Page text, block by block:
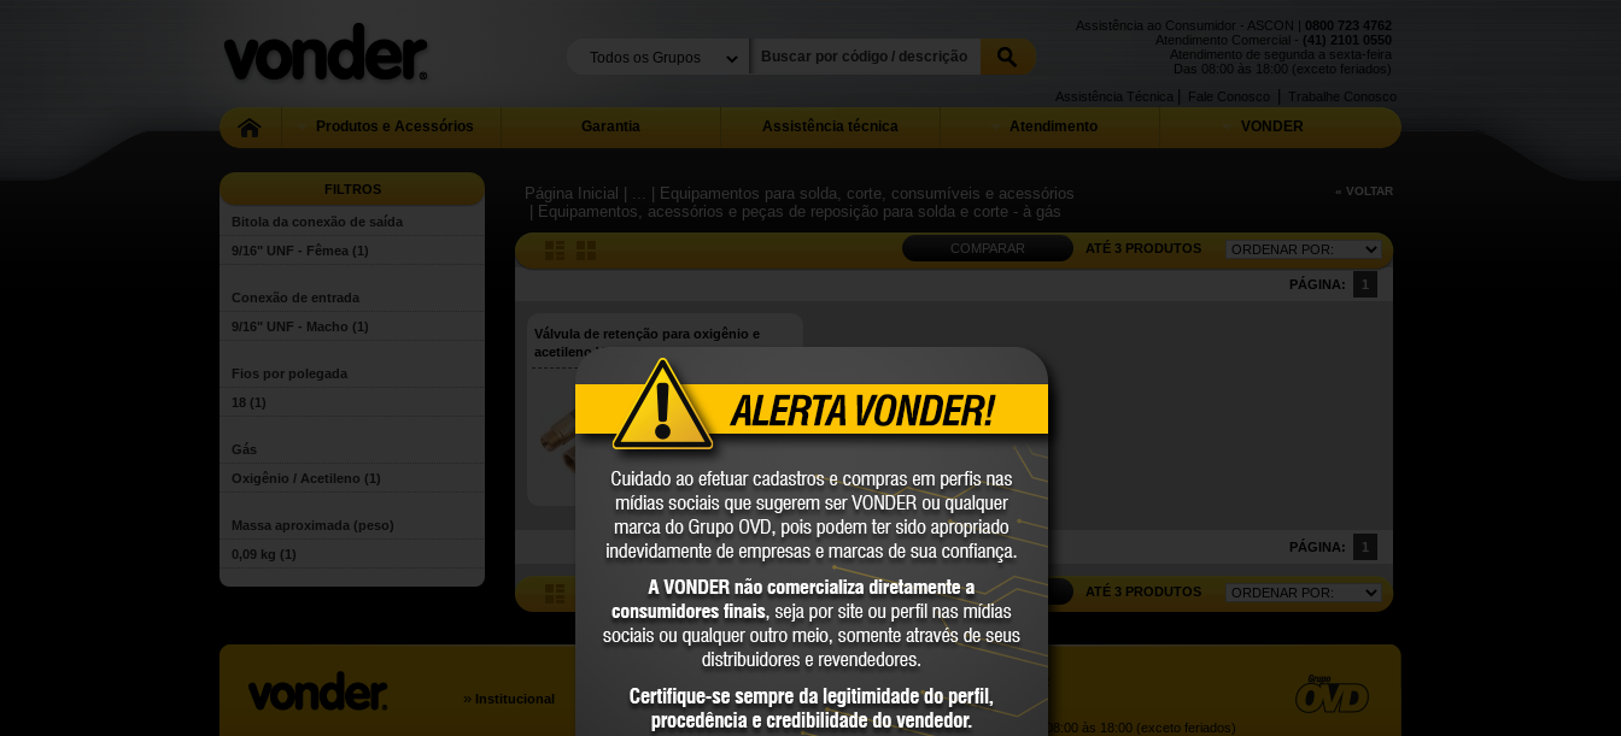
Assistência ao Consumidor - ASCON | 0800 723 4762
Atendimento Comercial - (41) 2101 0550
Atendimento de segunda a sexta-feira
Das 08:00 às 18:00 (exceto feriados)
Trabalhe Conosco
Fale Conosco
Assistência Técnica
Produtos e Acessórios Garantia Assistência técnica Atendimento VONDER
FILTROS
Bitola da conexão de saída
9/16" UNF - Fêmea (1)
Conexão de entrada
9/16" UNF - Macho (1)
Fios por polegada
18 (1)
Gás
Oxigênio / Acetileno (1)
Massa aproximada (peso)
0,09 kg (1)
Página Inicial | ...
| Equipamentos para solda, corte, consumíveis e acessórios
| Equipamentos, acessórios e peças de reposição para solda e corte - à gás
« VOLTAR
COMPARAR ATÉ 3 PRODUTOS
PÁGINA: 1
Válvula de retenção para oxigênio e
acetileno VRT 632, VONDER
74.97.200.000
VONDER
PÁGINA: 1
COMPARAR ATÉ 3 PRODUTOS
» Institucional Trabalhe Conosco
Atendimento Comercial: |(41) 2101 0550
Atendimento de segunda a sexta-feira, das 08:00 às 18:00 (exceto feriados)